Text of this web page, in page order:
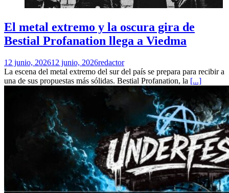
El metal extremo y la oscura gira de
Bestial Profanation llega a Viedma
12 junio, 202612 junio, 2026redactor
La escena del metal extremo del sur del país se prepara para recibir a
una de sus propuestas más sólidas. Bestial Profanation, la [...]